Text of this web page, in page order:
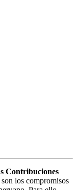
Contribuciones
son los compromisos